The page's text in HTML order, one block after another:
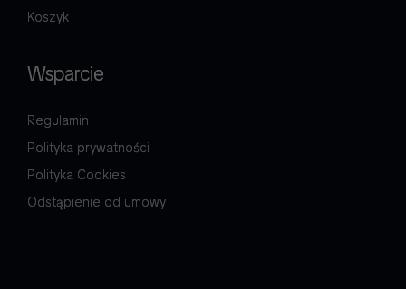
Koszyk
Wsparcie
Regulamin
Polityka prywatności
Polityka Cookies
Odstąpienie od umowy